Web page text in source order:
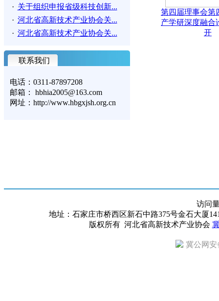
· 关于组织申报省级科技创新...
· 河北省高新技术产业协会关...
· 河北省高新技术产业协会关...
联系我们
电话：0311-87897208
邮箱： hbhia2005@163.com
网址：http://www.hbgxjsh.org.cn
第四届理事会第
产学研深度融合
开
访问
地址：石家庄市桥西区新石中路375号金石大厦
版权所有 河北省高新技术产业协会
冀公网安